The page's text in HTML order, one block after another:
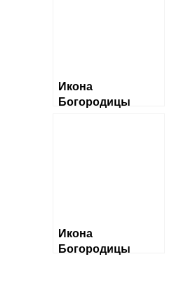
Икона
Богородицы
Икона
Богородицы